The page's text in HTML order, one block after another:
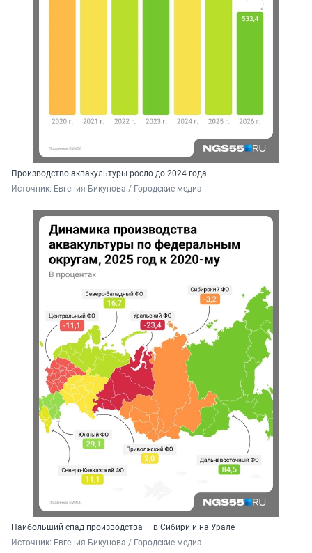
Производство аквакультуры росло до 2024 года
Источник: Евгения Бикунова / Городские медиа
Наибольший спад производства — в Сибири и на Урале
Источник: Евгения Бикунова / Городские медиа